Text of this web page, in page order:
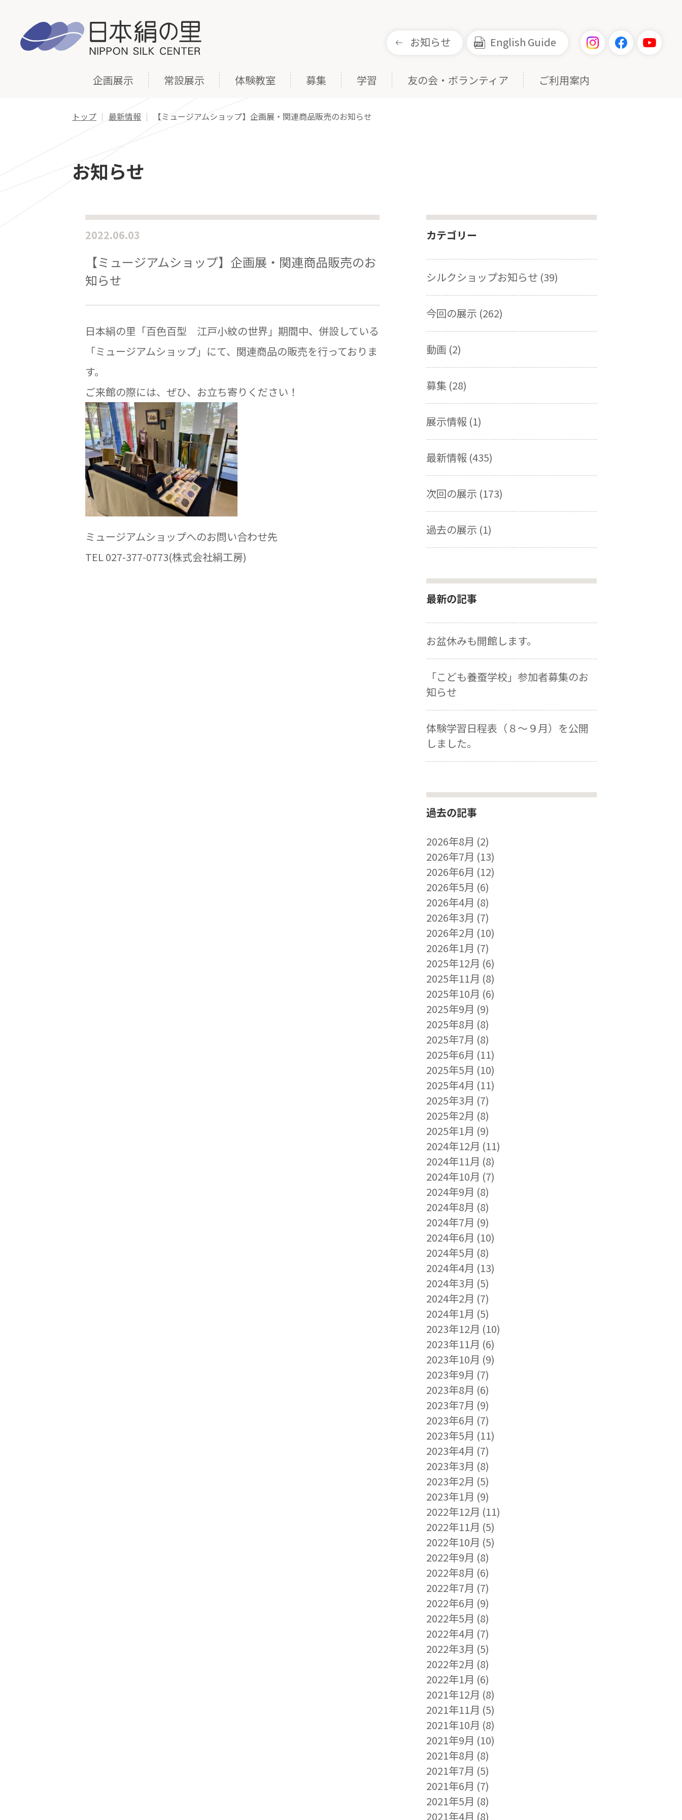
お知らせ English Guide
企画展示 常設展示 体験教室 募集 学習 友の会・ボランティア ご利用案内
トップ 最新情報 【ミュージアムショップ】企画展・関連商品販売のお知らせ
お知らせ
2022.06.03
【ミュージアムショップ】企画展・関連商品販売のお
知らせ
日本絹の里「百色百型 江戸小紋の世界」期間中、併設している
「ミュージアムショップ」にて、関連商品の販売を行っておりま
す。
ご来館の際には、ぜひ、お立ち寄りください！
ミュージアムショップへのお問い合わせ先
TEL 027-377-0773(株式会社絹工房)
カテゴリー
シルクショップお知らせ (39)
今回の展示 (262)
動画 (2)
募集 (28)
展示情報 (1)
最新情報 (435)
次回の展示 (173)
過去の展示 (1)
最新の記事
お盆休みも開館します。
「こども養蚕学校」参加者募集のお
知らせ
体験学習日程表（８～９月）を公開
しました。
過去の記事
2026年8月 (2)
2026年7月 (13)
2026年6月 (12)
2026年5月 (6)
2026年4月 (8)
2026年3月 (7)
2026年2月 (10)
2026年1月 (7)
2025年12月 (6)
2025年11月 (8)
2025年10月 (6)
2025年9月 (9)
2025年8月 (8)
2025年7月 (8)
2025年6月 (11)
2025年5月 (10)
2025年4月 (11)
2025年3月 (7)
2025年2月 (8)
2025年1月 (9)
2024年12月 (11)
2024年11月 (8)
2024年10月 (7)
2024年9月 (8)
2024年8月 (8)
2024年7月 (9)
2024年6月 (10)
2024年5月 (8)
2024年4月 (13)
2024年3月 (5)
2024年2月 (7)
2024年1月 (5)
2023年12月 (10)
2023年11月 (6)
2023年10月 (9)
2023年9月 (7)
2023年8月 (6)
2023年7月 (9)
2023年6月 (7)
2023年5月 (11)
2023年4月 (7)
2023年3月 (8)
2023年2月 (5)
2023年1月 (9)
2022年12月 (11)
2022年11月 (5)
2022年10月 (5)
2022年9月 (8)
2022年8月 (6)
2022年7月 (7)
2022年6月 (9)
2022年5月 (8)
2022年4月 (7)
2022年3月 (5)
2022年2月 (8)
2022年1月 (6)
2021年12月 (8)
2021年11月 (5)
2021年10月 (8)
2021年9月 (10)
2021年8月 (8)
2021年7月 (5)
2021年6月 (7)
2021年5月 (8)
2021年4月 (8)